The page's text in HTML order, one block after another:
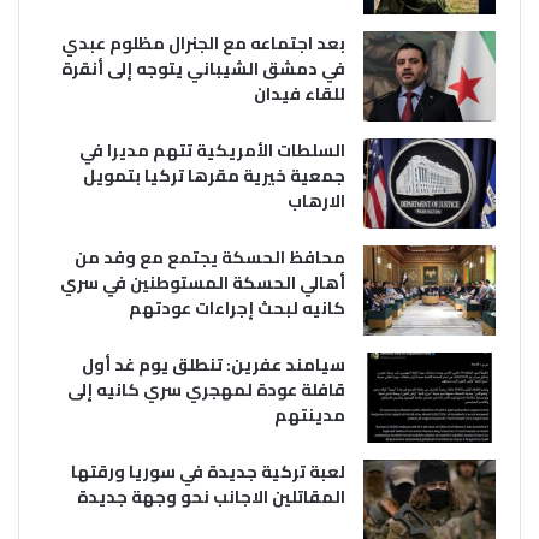
بعد اجتماعه مع الجنرال مظلوم عبدي
في دمشق الشيباني يتوجه إلى أنقرة
للقاء فيدان
السلطات الأمريكية تتهم مديرا في
جمعية خيرية مقرها تركيا بتمويل
الارهاب
محافظ الحسكة يجتمع مع وفد من
أهالي الحسكة المستوطنين في سري
كانيه لبحث إجراءات عودتهم
سيامند عفرين: تنطلق يوم غد أول
قافلة عودة لمهجري سري كانيه إلى
مدينتهم
لعبة تركية جديدة في سوريا ورقتها
المقاتلين الاجانب نحو وجهة جديدة